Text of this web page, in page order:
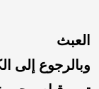
العبث
وبالرجوع إلى